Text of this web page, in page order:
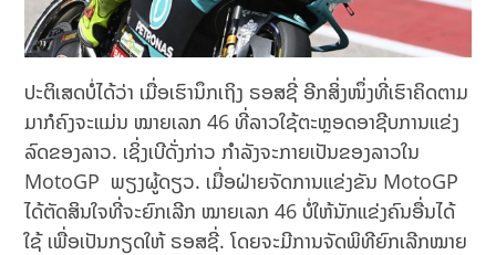
ປະຕິເສດບໍ່ໄດ້ວ່າ ເມື່ອເຮົານຶກເຖິງ ຣອສຊີ່ ອີກສິ່ງໜຶ່ງທີ່ເຮົາຄິດຕາມ
ມາກໍຄົງຈະແມ່ນ ໝາຍເລກ 46 ທີ່ລາວໃຊ້ຕະຫຼອດອາຊີບການແຂ່ງ
ລົດຂອງລາວ. ເຊິ່ງເບີດັ່ງກ່າວ ກຳລັງຈະກາຍເປັນຂອງລາວໃນ
MotoGP ພຽງຜູ້ດຽວ. ເມື່ອຝ່າຍຈັດການ​ແຂ່ງ​ຂັນ MotoGP
ໄດ້​ຕັດ​ສິນ​ໃຈ​ທີ່​ຈະ​ຍົກເລີກ ໝາຍເລກ 46 ບໍ່ໃຫ້ນັກແຂ່ງຄົນອື່ນໄດ້
ໃຊ້ ເພື່ອເປັນກຽດໃຫ້ ຣອສຊີ່. ໂດຍຈະ​ມີ​ການ​ຈັດ​ພິ​ທີ​ຍົກ​ເລີກ​​ໝາຍ​